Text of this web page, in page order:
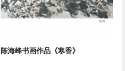
陈海峰书画作品《寒香》